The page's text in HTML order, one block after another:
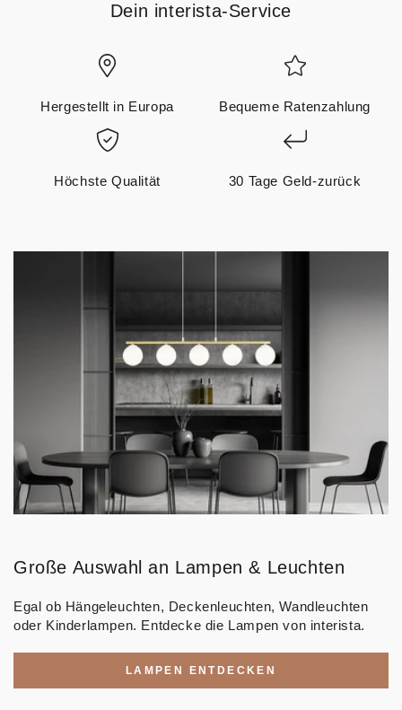
Dein interista-Service
Hergestellt in Europa Bequeme Ratenzahlung
Höchste Qualität 30 Tage Geld-zurück
Große Auswahl an Lampen & Leuchten
Egal ob Hängeleuchten, Deckenleuchten, Wandleuchten
oder Kinderlampen. Entdecke die Lampen von interista.
LAMPEN ENTDECKEN